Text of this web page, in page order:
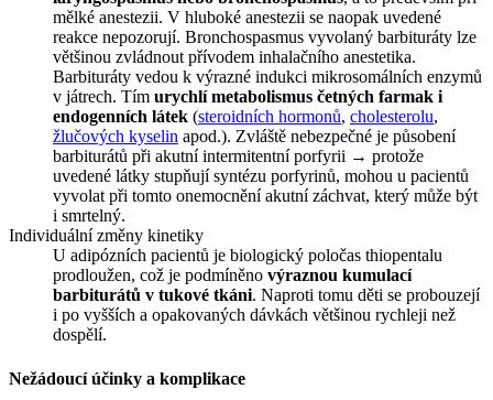
mělké anestezii. V hluboké anestezii se naopak uvedené
reakce nepozorují. Bronchospasmus vyvolaný barbituráty lze
většinou zvládnout přívodem inhalačního anestetika.
Barbituráty vedou k výrazné indukci mikrosomálních enzymů
v játrech. Tím urychlí metabolismus četných farmak i
endogenních látek (steroidních hormonů, cholesterolu,
žlučových kyselin apod.). Zvláště nebezpečné je působení
barbiturátů při akutní intermitentní porfyrii → protože
uvedené látky stupňují syntézu porfyrinů, mohou u pacientů
vyvolat při tomto onemocnění akutní záchvat, který může být
i smrtelný.
Individuální změny kinetiky
U adipózních pacientů je biologický poločas thiopentalu
prodloužen, což je podmíněno výraznou kumulací
barbiturátů v tukové tkáni. Naproti tomu děti se probouzejí
i po vyšších a opakovaných dávkách většinou rychleji než
dospělí.
Nežádoucí účinky a komplikace